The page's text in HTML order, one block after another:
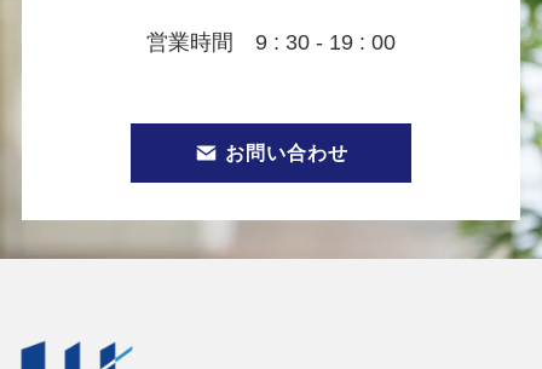
営業時間 9 : 30 - 19 : 00
お問い合わせ